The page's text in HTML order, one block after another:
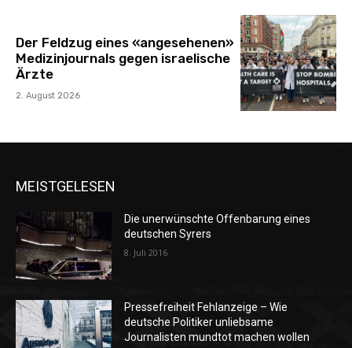
Der Feldzug eines «angesehenen»
Medizinjournals gegen israelische
Ärzte
2. August 2026
MEISTGELESEN
Die unerwünschte Offenbarung eines
deutschen Syrers
8. Juli 2016
Pressefreiheit Fehlanzeige – Wie
deutsche Politiker unliebsame
Journalisten mundtot machen wollen